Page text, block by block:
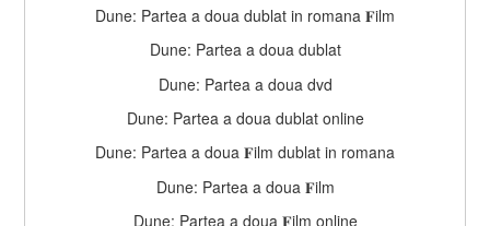
Dune: Partea a doua dublat in romana 𝐅ilm
Dune: Partea a doua dublat
Dune: Partea a doua dvd
Dune: Partea a doua dublat online
Dune: Partea a doua 𝐅ilm dublat in romana
Dune: Partea a doua 𝐅ilm
Dune: Partea a doua 𝐅ilm online